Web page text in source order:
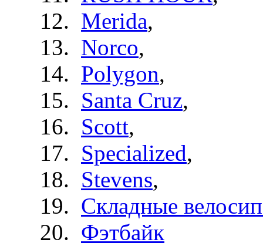
Merida,
Norco,
Polygon,
Santa Cruz,
Scott,
Specialized,
Stevens,
Складные
Фэтбайк